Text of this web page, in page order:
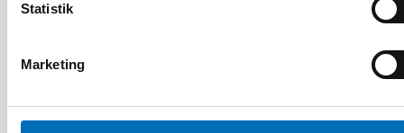
Statistik
Marketing
24 apr 2024